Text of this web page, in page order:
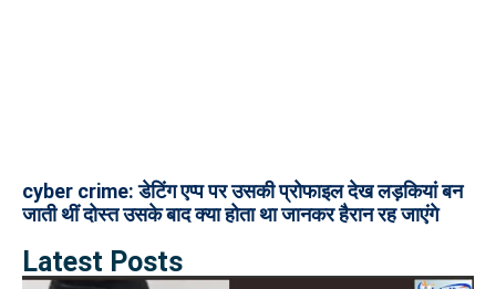
cyber crime: डेटिंग एप्प पर उसकी प्रोफाइल देख लड़कियां बन
जाती थीं दोस्त उसके बाद क्या होता था जानकर हैरान रह जाएंगे
Latest Posts